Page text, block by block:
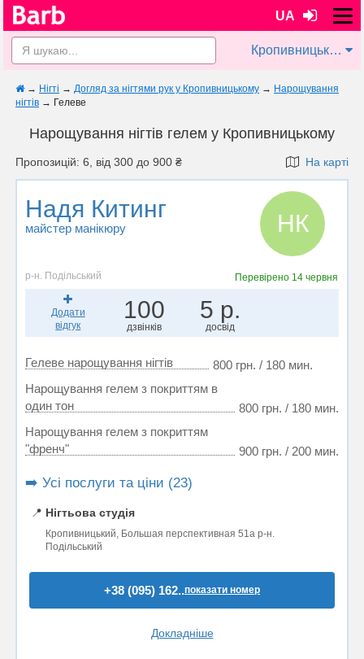
UA
Кропивницький
→ Нігті → Догляд за нігтями рук у Кропивницькому → Нарощування
нігтів → Гелеве
Нарощування нігтів гелем у Кропивницькому
Пропозицій: 6, від 300 до 900 ₴ На карті
Надя Китинг
майстер манікюру НК
р-н. Подільський Перевірено 14 червня
Додати
відгук
100
дзвінків
5 р.
досвід
Гелеве нарощування нігтів
800 грн. / 180 мин.
Нарощування гелем з покриттям в
один тон
800 грн. / 180 мин.
Нарощування гелем з покриттям
"френч"
900 грн. / 200 мин.
➡️ Усі послуги та ціни (23)
📍 Нігтьова студія
Кропивницький, Большая перспективная 51а р-н.
Подільський
+38 (095) 162..показати номер
Докладніше